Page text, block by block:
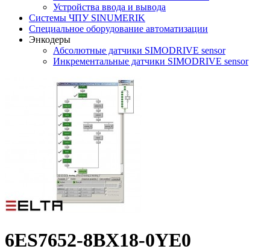
Устройства ввода и вывода
Системы ЧПУ SINUMERIK
Специальное оборудование автоматизации
Энкодеры
Абсолютные датчики SIMODRIVE sensor
Инкрементальные датчики SIMODRIVE sensor
6ES7652-8BX18-0YE0